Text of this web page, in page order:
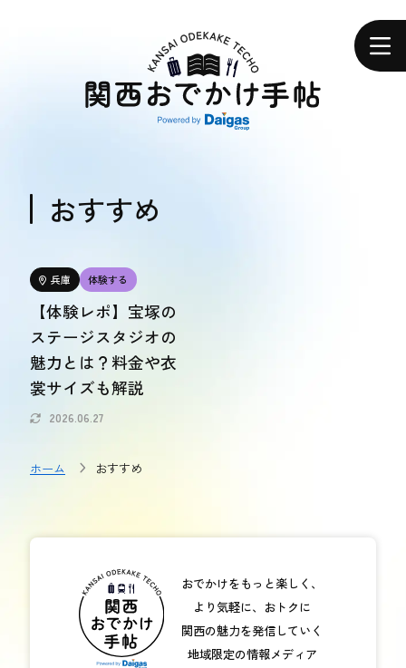
エリアで探す
食べる
体験する
体験する
おトク情報
おトク情報
おすすめ
お問い合わせ
おすすめ
兵庫 体験する
【体験レポ】宝塚の
ステージスタジオの
魅力とは？料金や衣
裳サイズも解説
2026.06.27
ホーム おすすめ
おでかけをもっと楽しく、
より気軽に、おトクに
関西の魅力を発信していく
地域限定の情報メディア